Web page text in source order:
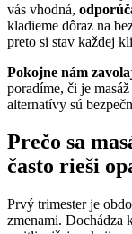
vás vhodná,
kladieme dôraz na
preto si stav každej
Pokojne nám
poradíme, či je
alternatívy sú
Prečo sa
často rieši
Prvý trimester je
zmenami. Dochádza